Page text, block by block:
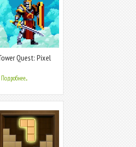
Quest: Pixel
Подробнее...